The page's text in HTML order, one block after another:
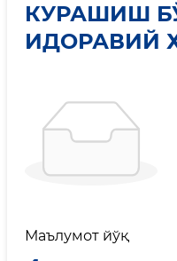
КУРАШИШ
ИДОРАВИЙ
Маълумот йўқ